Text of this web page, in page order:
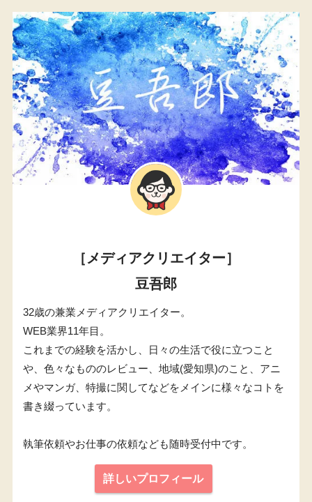
［メディアクリエイター］
豆吾郎
32歳の兼業メディアクリエイター。
WEB業界11年目。
これまでの経験を活かし、日々の生活で役に立つこと
や、色々なもののレビュー、地域(愛知県)のこと、アニ
メやマンガ、特撮に関してなどをメインに様々なコトを
書き綴っています。
執筆依頼やお仕事の依頼なども随時受付中です。
詳しいプロフィール